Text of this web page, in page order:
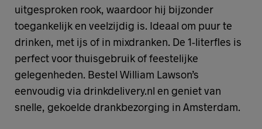
uitgesproken rook, waardoor hij bijzonder
toegankelijk en veelzijdig is. Ideaal om puur te
drinken, met ijs of in mixdranken. De 1-literfles is
perfect voor thuisgebruik of feestelijke
gelegenheden. Bestel William Lawson’s
eenvoudig via drinkdelivery.nl en geniet van
snelle, gekoelde drankbezorging in Amsterdam.